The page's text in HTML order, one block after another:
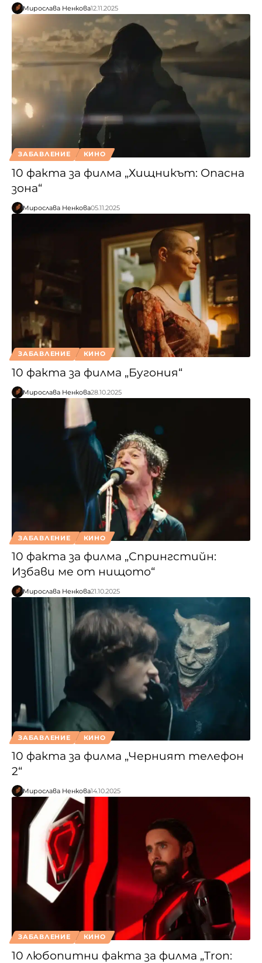
Мирослава Ненкова12.11.2025
ЗАБАВЛЕНИЕ КИНО
10 факта за филма „Хищникът: Опасна
зона“
Мирослава Ненкова05.11.2025
ЗАБАВЛЕНИЕ КИНО
10 факта за филма „Бугония“
Мирослава Ненкова28.10.2025
ЗАБАВЛЕНИЕ КИНО
10 факта за филма „Спрингстийн:
Избави ме от нищото“
Мирослава Ненкова21.10.2025
ЗАБАВЛЕНИЕ КИНО
10 факта за филма „Черният телефон
2“
Мирослава Ненкова14.10.2025
ЗАБАВЛЕНИЕ КИНО
10 любопитни факта за филма „Tron: